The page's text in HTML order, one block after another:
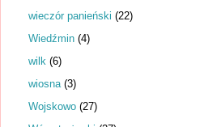
wieczór panieński (22)
Wiedźmin (4)
wilk (6)
wiosna (3)
Wojskowo (27)